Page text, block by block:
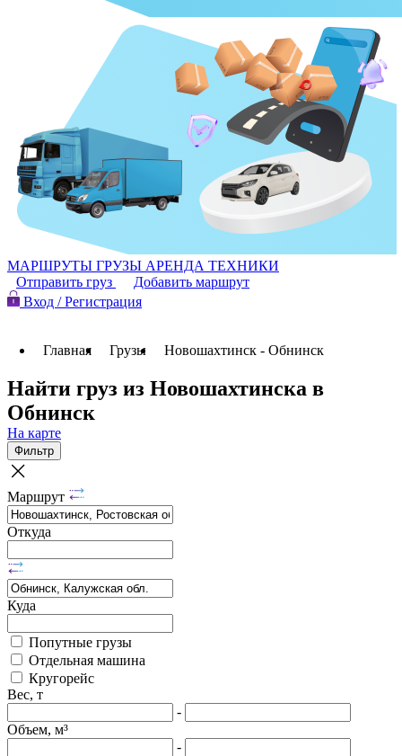
МАРШРУТЫ ГРУЗЫ АРЕНДА ТЕХНИКИ
Отправить груз
Добавить маршрут
Вход / Регистрация
Главная Грузы Новошахтинск - Обнинск
Найти груз из Новошахтинска в
Обнинск
На карте
Фильтр
Маршрут
Откуда
Куда
Попутные грузы
Отдельная машина
Кругорейс
Вес, т
-
Объем, м³
-